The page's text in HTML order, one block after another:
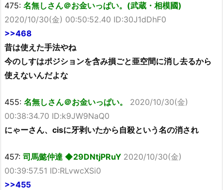
475: 名無しさん＠お金いっぱい。(武蔵・相模國)
2020/10/30(金) 00:50:52.40 ID:30J1dDhF0
>>468
昔は使えた手法やね
今のしすはポジションを含み損ごと亜空間に消し去るから
使えないんだよな
455: 名無しさん＠お金いっぱい。
2020/10/30(金)
00:38:34.70 ID:k9JW9NaQ0
にゃーさん、cisに牙剥いたから自殺という名の消され
457: 司馬懿仲達 ◆29DNtjPRuY 2020/10/30(金)
00:39:57.51 ID:RLvwcXSi0
>>455